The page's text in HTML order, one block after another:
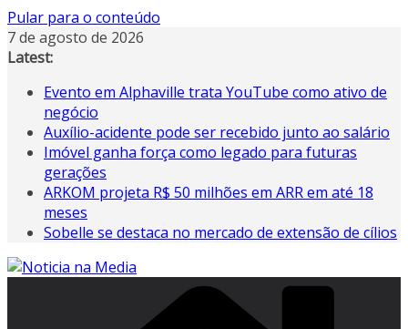
Pular para o conteúdo
7 de agosto de 2026
Latest:
Evento em Alphaville trata YouTube como ativo de
negócio
Auxílio-acidente pode ser recebido junto ao salário
Imóvel ganha força como legado para futuras
gerações
ARKOM projeta R$ 50 milhões em ARR em até 18
meses
Sobelle se destaca no mercado de extensão de cílios